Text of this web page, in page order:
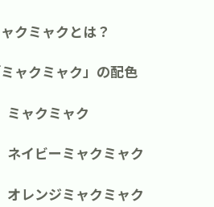
クミャクとは？
ミャクミャク」の配色
ミャクミャク
ネイビーミャクミャク
オレンジミャクミャク